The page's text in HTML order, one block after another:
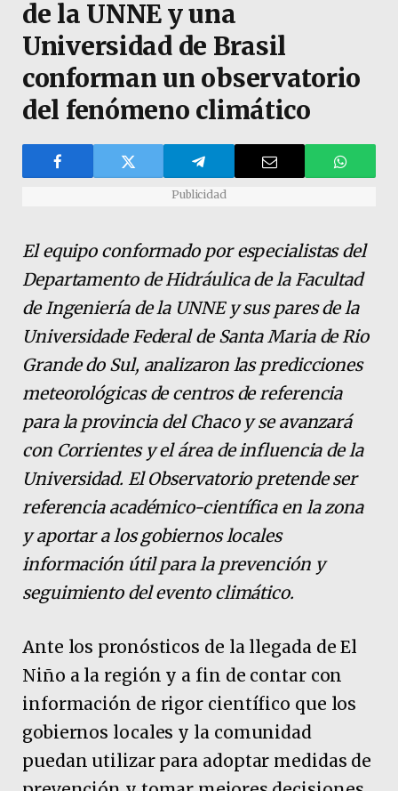
de la UNNE y una
Universidad de Brasil
conforman un observatorio
del fenómeno climático
Publicidad
El equipo conformado por especialistas del
Departamento de Hidráulica de la Facultad
de Ingeniería de la UNNE y sus pares de la
Universidade Federal de Santa Maria de Rio
Grande do Sul, analizaron las predicciones
meteorológicas de centros de referencia
para la provincia del Chaco y se avanzará
con Corrientes y el área de influencia de la
Universidad. El Observatorio pretende ser
referencia académico-científica en la zona
y aportar a los gobiernos locales
información útil para la prevención y
seguimiento del evento climático.
Ante los pronósticos de la llegada de El
Niño a la región y a fin de contar con
información de rigor científico que los
gobiernos locales y la comunidad
puedan utilizar para adoptar medidas de